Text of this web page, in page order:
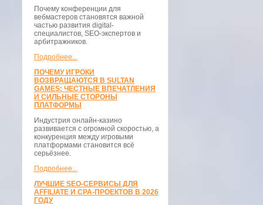
Почему конференции для
вебмастеров становятся важной
частью развития digital-
специалистов, SEO-экспертов и
арбитражников.
Подробнее...
ПОЧЕМУ ИГРОКИ
ВОЗВРАЩАЮТСЯ В SULTAN
GAMES: ЧЕСТНЫЕ ВПЕЧАТЛЕНИЯ
И СИЛЬНЫЕ СТОРОНЫ
ПЛАТФОРМЫ
Индустрия онлайн-казино
развивается с огромной скоростью, а
конкуренция между игровыми
платформами становится всё
серьёзнее.
Подробнее...
ЛУЧШИЕ SEO-СЕРВИСЫ ДЛЯ
AFFILIATE И CPA-ПРОЕКТОВ В 2026
ГОДУ